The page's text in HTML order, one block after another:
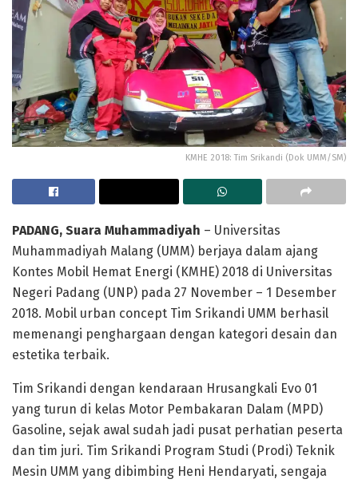
KMHE 2018: Tim Srikandi (Dok UMM/SM)
PADANG, Suara Muhammadiyah – Universitas
Muhammadiyah Malang (UMM) berjaya dalam ajang
Kontes Mobil Hemat Energi (KMHE) 2018 di Universitas
Negeri Padang (UNP) pada 27 November – 1 Desember
2018. Mobil urban concept Tim Srikandi UMM berhasil
memenangi penghargaan dengan kategori desain dan
estetika terbaik.
Tim Srikandi dengan kendaraan Hrusangkali Evo 01
yang turun di kelas Motor Pembakaran Dalam (MPD)
Gasoline, sejak awal sudah jadi pusat perhatian peserta
dan tim juri. Tim Srikandi Program Studi (Prodi) Teknik
Mesin UMM yang dibimbing Heni Hendaryati, sengaja